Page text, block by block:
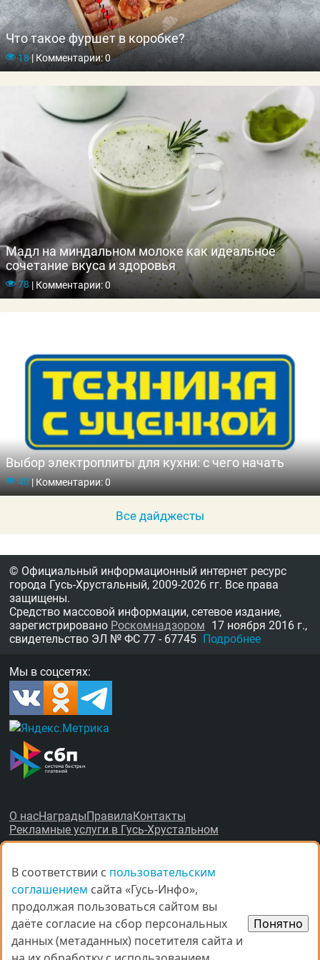
Что такое фуршет в коробке?
18|Комментарии: 0
Мадл на миндальном молоке как идеальное
сочетание вкуса и здоровья
78 |Комментарии: 0
Выбор электроплиты для кухни: с чего начать
40|Комментарии: 0
Все дайджесты
© Официальный информационный интернет ресурс
города Гусь-Хрустальный, 2009-2026 гг. Все права
защищены.
Средство массовой информации, сетевое издание,
зарегистрировано Роскомнадзором 17 ноября 2016 г.,
свидетельство ЭЛ № ФС 77 - 67745 Подробнее
Мы в соцсетях:
О насНаграды Правила Контакты
Рекламные услуги в Гусь-Хрустальном
© Все права защищены.
При копировании материалов ссыл­ка наgus-info.ru
на.
В соответствии с пользовательским
соглашением сайта «Гусь-Инфо»,
продолжая пользоваться сайтом вы
даёте согласие на сбор персональных
данных (метаданных) посетителя сайта и
Понятно
В соответствии с пользовательским
соглашением сайта «Гусь-Инфо»,
продолжая пользоваться сайтом вы
даёте согласие на сбор персональных
данных (метаданных) посетителя сайта и
Понятно